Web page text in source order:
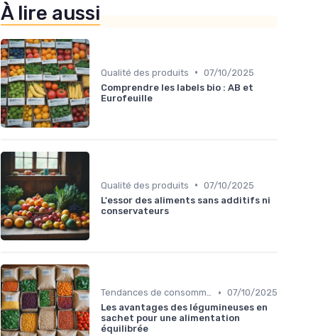
À lire aussi
Qualité des produits • 07/10/2025
Comprendre les labels bio : AB et
Eurofeuille
Qualité des produits • 07/10/2025
L'essor des aliments sans additifs ni
conservateurs
Tendances de consommation • 07/10/2025
Les avantages des légumineuses en
sachet pour une alimentation
équilibrée